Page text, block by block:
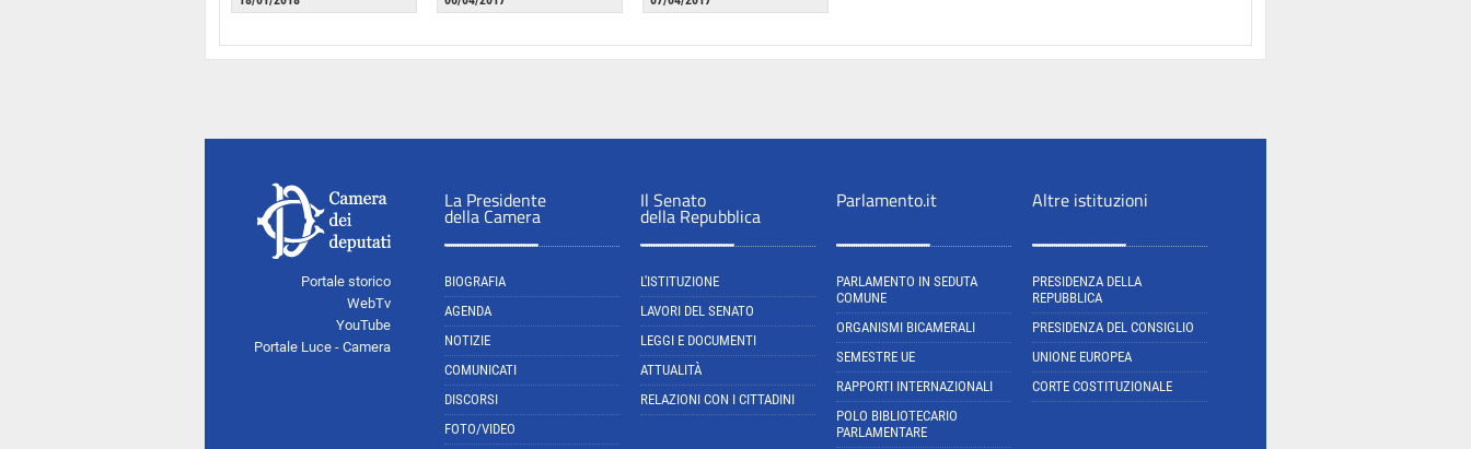
Portale storico
WebTv
YouTube
Portale Luce - Camera
La Presidente
della Camera
BIOGRAFIA
AGENDA
NOTIZIE
COMUNICATI
DISCORSI
FOTO/VIDEO
Il Senato
della Repubblica
L'ISTITUZIONE
LAVORI DEL SENATO
LEGGI E DOCUMENTI
ATTUALITÀ
RELAZIONI CON I CITTADINI
Parlamento.it
PARLAMENTO IN SEDUTA
COMUNE
ORGANISMI BICAMERALI
SEMESTRE UE
RAPPORTI INTERNAZIONALI
POLO BIBLIOTECARIO
PARLAMENTARE
Altre istituzioni
PRESIDENZA DELLA
REPUBBLICA
PRESIDENZA DEL CONSIGLIO
UNIONE EUROPEA
CORTE COSTITUZIONALE